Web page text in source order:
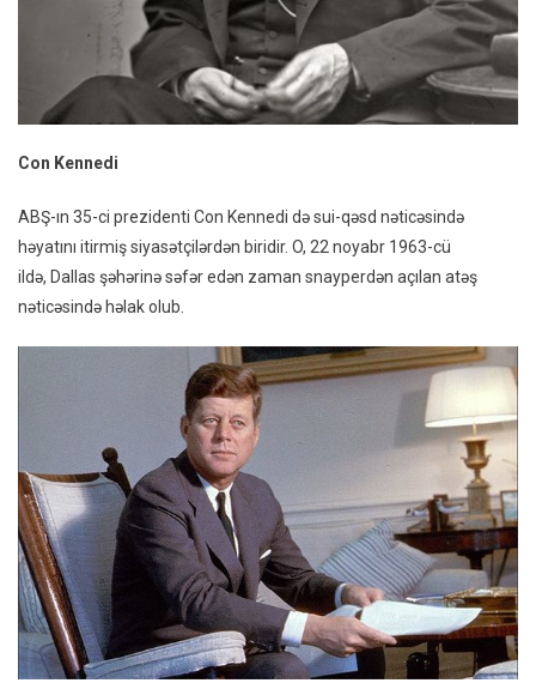
Con Kennedi
ABŞ-ın 35-ci prezidenti Con Kennedi də sui-qəsd nəticəsində
həyatını itirmiş siyasətçilərdən biridir. O, 22 noyabr 1963-cü
ildə, Dallas şəhərinə səfər edən zaman snayperdən açılan atəş
nəticəsində həlak olub.